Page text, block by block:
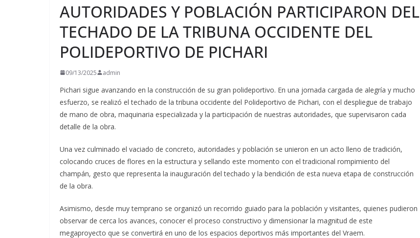
AUTORIDADES Y POBLACIÓN PARTICIPARON DEL
TECHADO DE LA TRIBUNA OCCIDENTE DEL
POLIDEPORTIVO DE PICHARI
09/13/2025 admin
Pichari sigue avanzando en la construcción de su gran polideportivo. En una jornada cargada de alegría y mucho
esfuerzo, se realizó el techado de la tribuna occidente del Polideportivo de Pichari, con el despliegue de trabajo
de mano de obra, maquinaria especializada y la participación de nuestras autoridades, que supervisaron cada
detalle de la obra.
Una vez culminado el vaciado de concreto, autoridades y población se unieron en un acto lleno de tradición,
colocando cruces de flores en la estructura y sellando este momento con el tradicional rompimiento del
champán, gesto que representa la inauguración del techado y la bendición de esta nueva etapa de construcción
de la obra.
Asimismo, desde muy temprano se organizó un recorrido guiado para la población y visitantes, quienes pudieron
observar de cerca los avances, conocer el proceso constructivo y dimensionar la magnitud de este
megaproyecto que se convertirá en uno de los espacios deportivos más importantes del Vraem.